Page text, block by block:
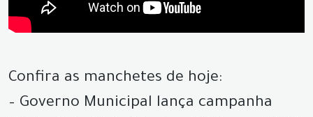
Confira as manchetes de hoje:
– Governo Municipal lança campanha